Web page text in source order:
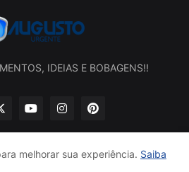
IDEIAS E BOBAGENS!!
melhorar sua experiência. Saiba